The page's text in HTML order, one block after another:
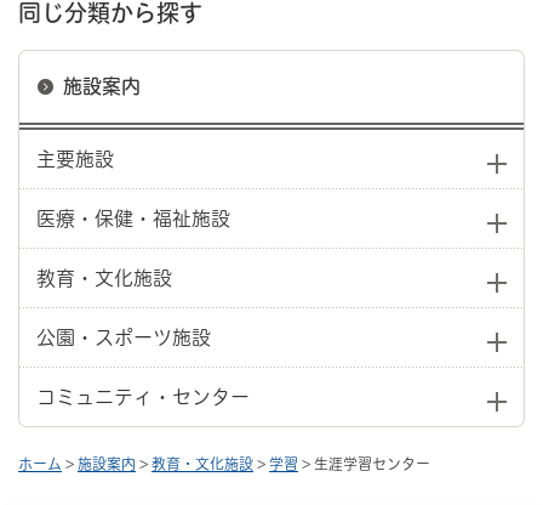
同じ分類から探す
施設案内
主要施設
医療・保健・福祉施設
教育・文化施設
公園・スポーツ施設
コミュニティ・センター
ホーム > 施設案内 > 教育・文化施設 > 学習 > 生涯学習センター